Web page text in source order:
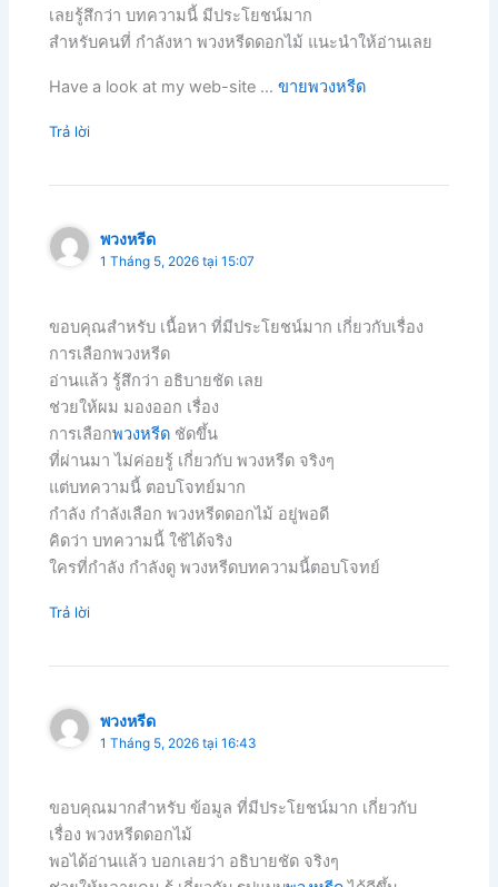
เลยรู้สึกว่า บทความนี้ มีประโยชน์มาก
สำหรับคนที่ กำลังหา พวงหรีดดอกไม้ แนะนำให้อ่านเลย
Have a look at my web-site …ขายพวงหรีด
Trả lời
พวงหรีด
1 Tháng 5, 2026 tại 15:07
ขอบคุณสำหรับ เนื้อหา ที่มีประโยชน์มาก เกี่ยวกับเรื่อง
การเลือกพวงหรีด
อ่านแล้ว รู้สึกว่า อธิบายชัด เลย
ช่วยให้ผม มองออก เรื่อง
การเลือกพวงหรีด ชัดขึ้น
ที่ผ่านมา ไม่ค่อยรู้ เกี่ยวกับ พวงหรีด จริงๆ
แต่บทความนี้ ตอบโจทย์มาก
กำลัง กำลังเลือก พวงหรีดดอกไม้ อยู่พอดี
คิดว่า บทความนี้ ใช้ได้จริง
ใครที่กำลัง กำลังดู พวงหรีดบทความนี้ตอบโจทย์
Trả lời
พวงหรีด
1 Tháng 5, 2026 tại 16:43
ขอบคุณมากสำหรับ ข้อมูล ที่มีประโยชน์มาก เกี่ยวกับ
เรื่อง พวงหรีดดอกไม้
พอได้อ่านแล้ว บอกเลยว่า อธิบายชัด จริงๆ